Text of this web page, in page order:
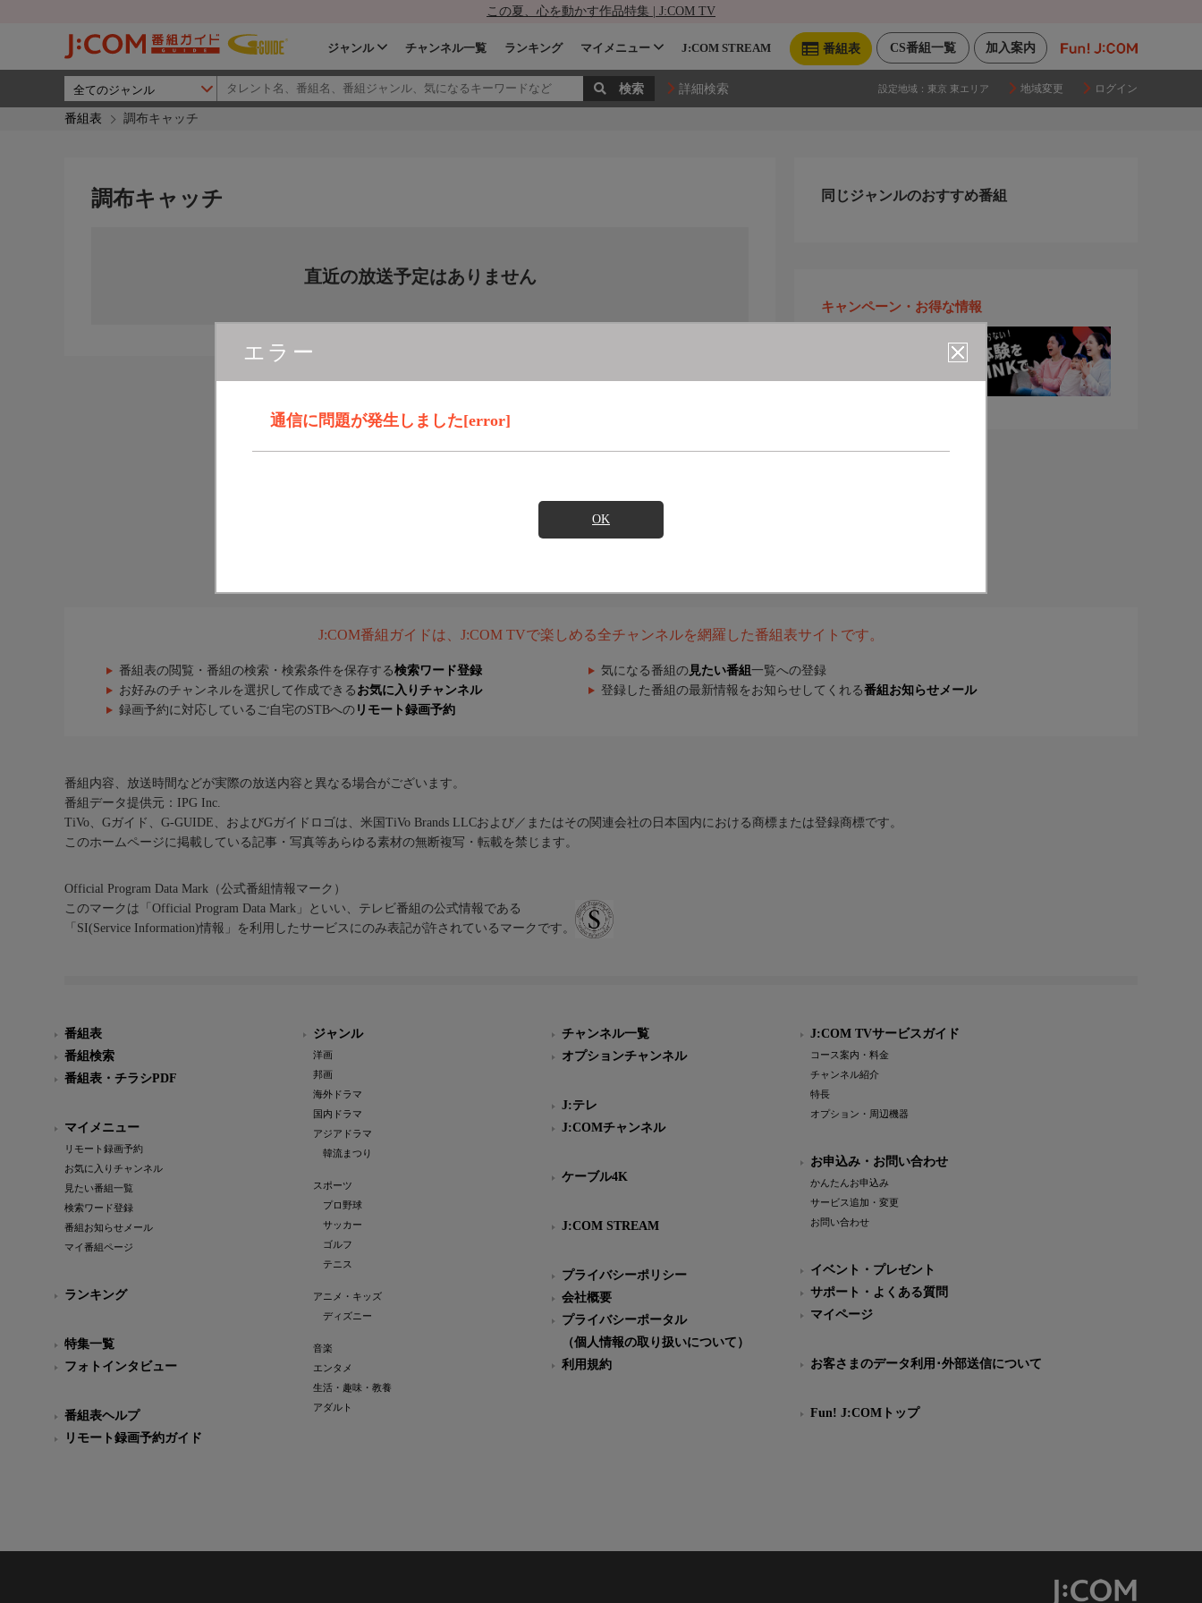
この夏、心を動かす作品特集 | J:COM TV
加入案内
CS番組一覧
番組表
ジャンル チャンネル一覧 ランキング マイメニュー J:COM STREAM
詳細検索 設定地域： 東京 東エリア 地域変更 ログイン
番組表 調布キャッチ
エラー
通信に問題が発生しました[error]
OK
調布キャッチ
直近の放送予定はありません
同じジャンルのおすすめ番組
キャンペーン・お得な情報
J:COM番組ガイドは、J:COM TVで楽しめる全チャンネルを網羅した番組表サイトです。
番組表の閲覧・番組の検索・検索条件を保存する検索ワード登録 気になる番組の 見たい番組 一覧への登録
お好みのチャンネルを選択して作成できる お気に入りチャンネル 登録した番組の最新情報をお知らせしてくれる番組お知らせメール
録画予約に対応しているご自宅のSTBへの リモート録画予約
番組内容、放送時間などが実際の放送内容と異なる場合がございます。
番組データ提供元：IPG Inc.
TiVo、Gガイド、G-GUIDE、およびGガイドロゴは、米国TiVo Brands LLCおよび／またはその関連会社の日本国内における商標または登録商標です。
このホームページに掲載している記事・写真等あらゆる素材の無断複写・転載を禁じます。
Official Program Data Mark（公式番組情報マーク）
このマークは「Official Program Data Mark」といい、テレビ番組の公式情報である
「SI(Service Information)情報」を利用したサービスにのみ表記が許されているマークです。
番組表
番組検索
番組表・チラシPDF
マイメニュー
リモート録画予約
お気に入りチャンネル
見たい番組一覧
検索ワード登録
番組お知らせメール
マイ番組ページ
ランキング
特集一覧
フォトインタビュー
番組表ヘルプ
リモート録画予約ガイド
ジャンル
洋画
邦画
海外ドラマ
国内ドラマ
アジアドラマ
韓流まつり
スポーツ
プロ野球
サッカー
ゴルフ
テニス
アニメ・キッズ
ディズニー
音楽
エンタメ
生活・趣味・教養
アダルト
チャンネル一覧
オプションチャンネル
J:テレ
J:COMチャンネル
ケーブル4K
J:COM STREAM
プライバシーポリシー
会社概要
プライバシーポータル
（個人情報の取り扱いについて）
利用規約
J:COM TVサービスガイド
コース案内・料金
チャンネル紹介
特長
オプション・周辺機器
お申込み・お問い合わせ
かんたんお申込み
サービス追加・変更
お問い合わせ
イベント・プレゼント
サポート・よくある質問
マイページ
お客さまのデータ利用･外部送信について
Fun! J:COMトップ